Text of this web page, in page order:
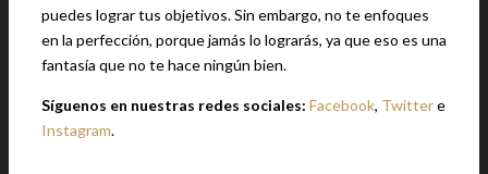
puedes lograr tus objetivos. Sin embargo, no te enfoques
en la perfección, porque jamás lo lograrás, ya que eso es una
fantasía que no te hace ningún bien.
Síguenos en nuestras redes sociales: Facebook, Twittere
Instagram.